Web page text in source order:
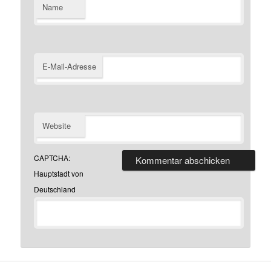
Name
E-Mail-Adresse
Website
CAPTCHA:
Hauptstadt von
Deutschland